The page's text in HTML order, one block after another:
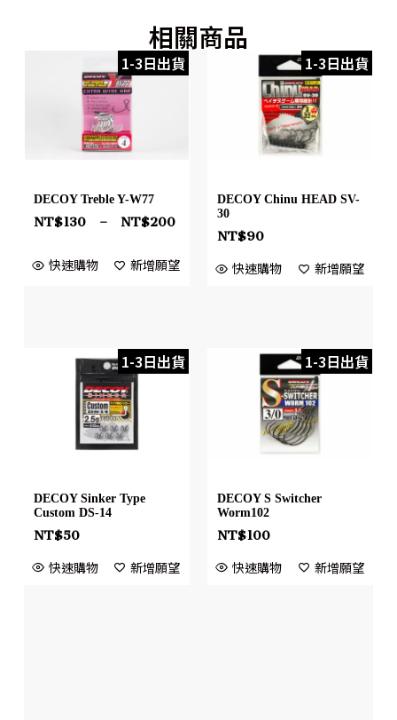
相關商品
1-3日出貨
DECOY Treble Y-W77
NT$130 – NT$200
快速購物 新增願望
1-3日出貨
DECOY Chinu HEAD SV-
30
NT$90
快速購物 新增願望
1-3日出貨
DECOY Sinker Type
Custom DS-14
NT$50
快速購物 新增願望
1-3日出貨
DECOY S Switcher
Worm102
NT$100
快速購物 新增願望